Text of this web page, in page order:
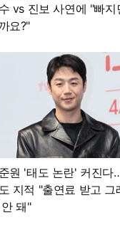
vs 진보 사연에 "빠지
요?"
원 '태도 논란' 커진다
지적 "출연료 받고 그
돼"